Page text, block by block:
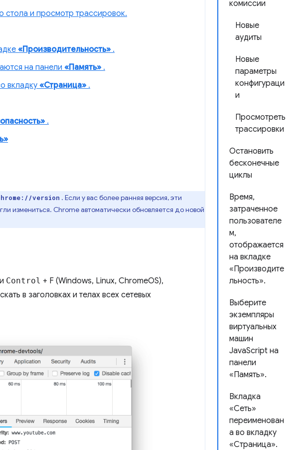
комиссии
Новые
аудиты
Новые
параметры
конфигураци
и
Просмотреть
трассировки
Остановить
бесконечные
циклы
Время,
затраченное
пользователе
м,
отображается
на вкладке
«Производите
льность».
Выберите
экземпляры
виртуальных
машин
JavaScript на
панели
«Память».
Вкладка
«Сеть»
переименован
а во вкладку
«Страница».
стола и просмотр трассировок.
«Производительность» .
на панели «Память» .
вкладку«Страница» .
.
version . Если у вас более ранняя версия, эти
измениться. Chrome автоматически обновляется до новой
Control + F (Windows, Linux, ChromeOS),
в заголовках и телах всех сетевых